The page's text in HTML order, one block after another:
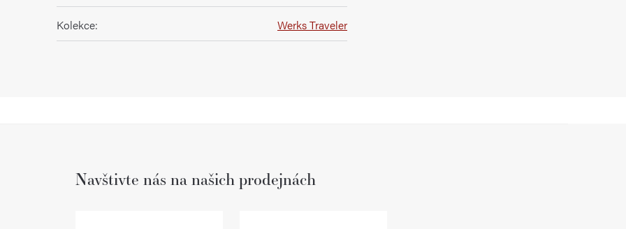
Kolekce: Werks Traveler
Navštivte nás na našich prodejnách